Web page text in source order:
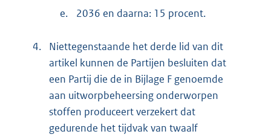
e. 2036 en daarna: 15 procent.
4.
Niettegenstaande het derde lid van dit
artikel kunnen de Partijen besluiten dat
een Partij die de in Bijlage F genoemde
aan uitworpbeheersing onderworpen
stoffen produceert verzekert dat
gedurende het tijdvak van twaalf